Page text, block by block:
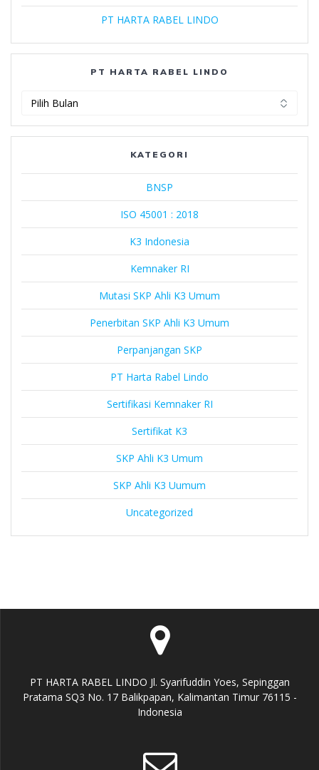
PT HARTA RABEL LINDO
PT HARTA RABEL LINDO
Rabel
Lindo
KATEGORI
BNSP
ISO 45001 : 2018
K3 Indonesia
Kemnaker RI
Mutasi SKP Ahli K3 Umum
Penerbitan SKP Ahli K3 Umum
Perpanjangan SKP
PT Harta Rabel Lindo
Sertifikasi Kemnaker RI
Sertifikat K3
SKP Ahli K3 Umum
SKP Ahli K3 Uumum
Uncategorized
PT HARTA RABEL LINDO Jl. Syarifuddin Yoes, Sepinggan
Pratama SQ3 No. 17 Balikpapan, Kalimantan Timur 76115 -
Indonesia